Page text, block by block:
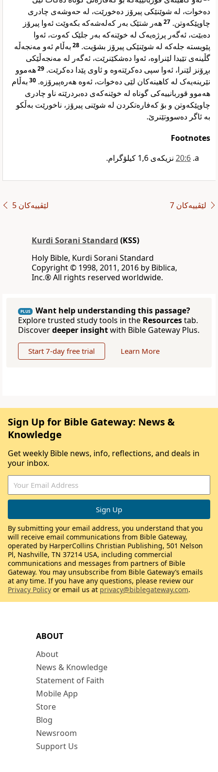
دەخوات، لە شوێنێکی پیرۆز دەخورێت، لە حەوشەی چادری
چاوپێکەوتن. 27هەر شتێک بەر کەلەشەکە بکەوێت ئەوا پیرۆز
دەبێت، ئەگەر پرژەیەک لە خوێنەکە بەر جلێک کەوت، ئەوا
پێویستە جلەکە لە شوێنێکی پیرۆز بشۆیت. 28 بەڵام ئەو مەنجەڵە
گڵینەی تێیدا لێنراوە، ئەوا دەشکێنرێت، ئەگەر لە مەنجەڵێکی
بڕۆنز لێنرا، ئەوا سپی دەکرێتەوە و ئاوی پێدا دەکرێت. 29هەموو
نێرینەیەک لە کاهینەکان لێی دەخوات، ئەوە هەرەپیرۆزە. 30 بەڵام
هەموو قوربانییەکی گوناه لە خوێنەکەی دەبردرێتە ناو چادری
چاوپێکەوتن و بۆ کەفارەتکردن لە شوێنی پیرۆز، ناخورێت بەڵکو
بە ئاگر دەسووتێنرێ.
Footnotes
6‏:20
نزیکەی 1,6 کیلۆگرام.‏
لێڤییەکان 5 لێڤییەکان 7
Kurdi Sorani Standard (KSS)
Holy Bible, Kurdi Sorani Standard
‪Copyright © 1998, 2011, 2016 by Biblica,
Inc‎.‎®‎‎ ‪All rights reserved worldwide‎.
PLUS
Want help understanding this passage?
Explore trusted study tools in the Resourcestab.
Discoverdeeper insightwith Bible Gateway Plus.
Start 7-day free trial Learn More
ABOUT
About
News & Knowledge
Statement of Faith
Mobile App
Store
Blog
Newsroom
Support Us
Sign Up for Bible Gateway: News &
Knowledge
Get weekly Bible news, info, reflections, and deals in
your inbox.
By submitting your email address, you understand that you
will receive email communications from Bible Gateway,
operated by HarperCollins Christian Publishing, 501 Nelson
Pl, Nashville, TN 37214 USA, including commercial
communications and messages from partners of Bible
Gateway. You may unsubscribe from Bible Gateway’s emails
at any time. If you have any questions, please review our
Privacy Policy or email us at privacy@biblegateway.com.